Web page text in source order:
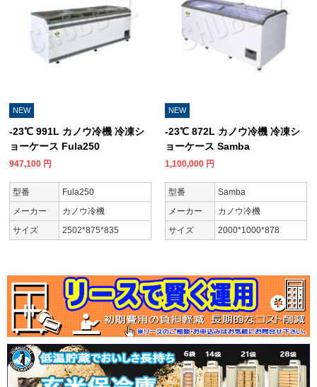
NEW
-23℃ 991L カノウ冷機 冷凍シ
ョーケース Fula250
947,100 円
型番
Fula250
メーカー
カノウ冷機
サイズ
2502*875*835
NEW
-23℃ 872L カノウ冷機 冷凍シ
ョーケース Samba
1,100,000 円
型番
Samba
メーカー
カノウ冷機
サイズ
2000*1000*878